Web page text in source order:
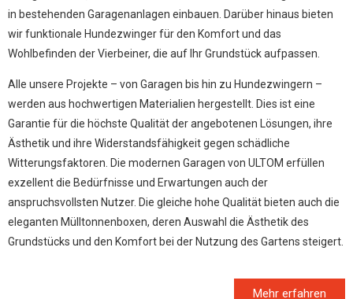
in bestehenden Garagenanlagen einbauen. Darüber hinaus bieten
wir funktionale Hundezwinger für den Komfort und das
Wohlbefinden der Vierbeiner, die auf Ihr Grundstück aufpassen.
Alle unsere Projekte – von Garagen bis hin zu Hundezwingern –
werden aus hochwertigen Materialien hergestellt. Dies ist eine
Garantie für die höchste Qualität der angebotenen Lösungen, ihre
Ästhetik und ihre Widerstandsfähigkeit gegen schädliche
Witterungsfaktoren. Die modernen Garagen von ULTOM erfüllen
exzellent die Bedürfnisse und Erwartungen auch der
anspruchsvollsten Nutzer. Die gleiche hohe Qualität bieten auch die
eleganten Mülltonnenboxen, deren Auswahl die Ästhetik des
Grundstücks und den Komfort bei der Nutzung des Gartens steigert.
Mehr erfahren